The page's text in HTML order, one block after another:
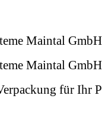
Maintal
Maintal GmbH
für Ihr